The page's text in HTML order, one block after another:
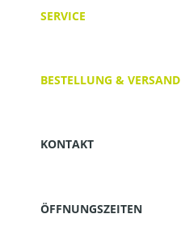
SERVICE
BESTELLUNG & VERSAND
KONTAKT
ÖFFNUNGSZEITEN